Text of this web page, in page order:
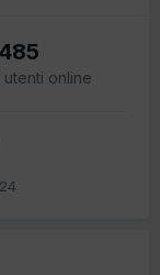
485
online